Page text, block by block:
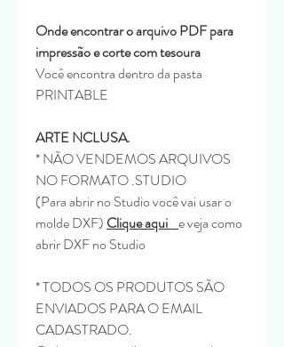
Onde encontrar o arquivo PDF para
impressão e corte com tesoura
Você encontra dentro da pasta
PRINTABLE
ARTE NCLUSA.
* NÃO VENDEMOS ARQUIVOS
NO FORMATO .STUDIO
(Para abrir no Studio você vai usar o
molde DXF) Clique aqui e veja como
abrir DXF no Studio
* TODOS OS PRODUTOS SÃO
ENVIADOS PARA O EMAIL
CADASTRADO.